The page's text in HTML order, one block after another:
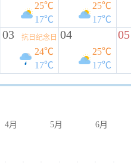
25℃
17℃
25℃
17℃
03 抗日纪念日
24℃
17℃
04
25℃
17℃
05
4月 5月 6月